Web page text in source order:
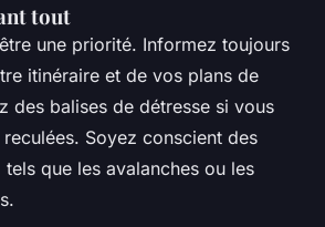
tout
une priorité. Informez toujours
itinéraire et de vos plans de
des balises de détresse si vous
Soyez conscient des
tels que les avalanches ou les